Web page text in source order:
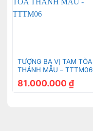
TƯỢNG BA VỊ TAM TÒA
THÁNH MẪU – TTTM06
81.000.000 ₫